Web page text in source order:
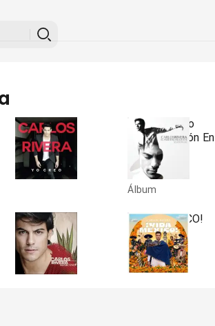
Yo Creo
2016
•
Álbum
El Hubiera No
Existe (Sesión En
Vivo)
2014
Álbum
Mexicano
2010
•
Álbum
¡VIDA MÉXICO!
2026
•
Álbum